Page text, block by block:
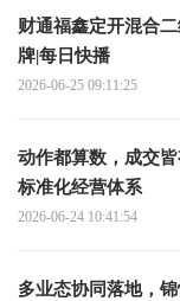
财通福鑫定开混合
牌|每日快播
2026-06-25 09:11:25
动作都算数，成交
标准化经营体系
2026-06-24 10:41:54
多业态协同落地，